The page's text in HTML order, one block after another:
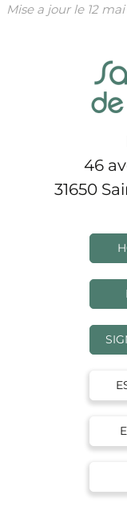
Mise a jour le 12
46
31650